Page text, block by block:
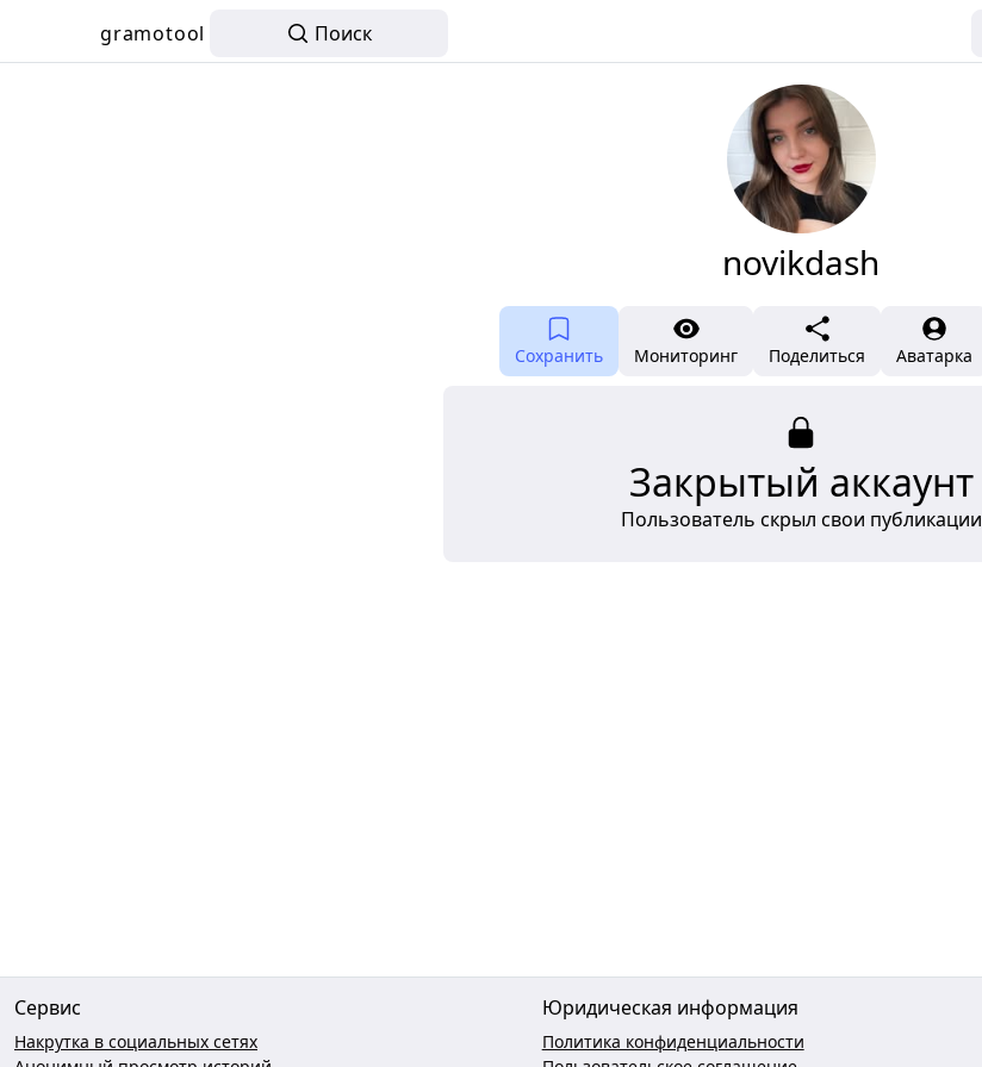
gramotool Поиск
novikdash
Сохранить Мониторинг Поделиться Аватарка
Закрытый аккаунт
Пользователь скрыл свои публикации
Сервис
Накрутка в социальных сетях
Юридическая информация
Политика конфиденциальности